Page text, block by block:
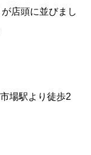
店頭に並びまし
場駅より徒歩2